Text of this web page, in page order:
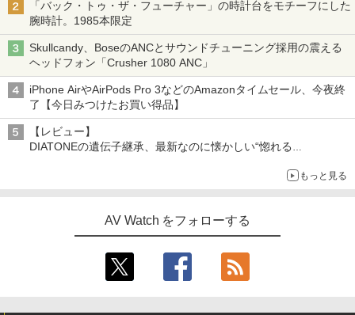
「バック・トゥ・ザ・フューチャー」の時計台をモチーフにした
腕時計。1985本限定
Skullcandy、BoseのANCとサウンドチューニング採用の震える
ヘッドフォン「Crusher 1080 ANC」
iPhone AirやAirPods Pro 3などのAmazonタイムセール、今夜終
了【今日みつけたお買い得品】
【レビュー】
DIATONEの遺伝子継承、最新なのに懐かしい“惚れる
もっと見る
AV Watch をフォローする